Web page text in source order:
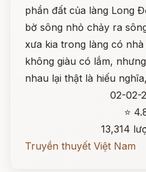
phần đất của làng Long
bờ sông nhỏ chảy ra
xưa kia trong làng có
không giàu có lắm,
nhau lại thật là hiếu
02-02-
⭐
13,314
Truyền thuyết Việt Nam